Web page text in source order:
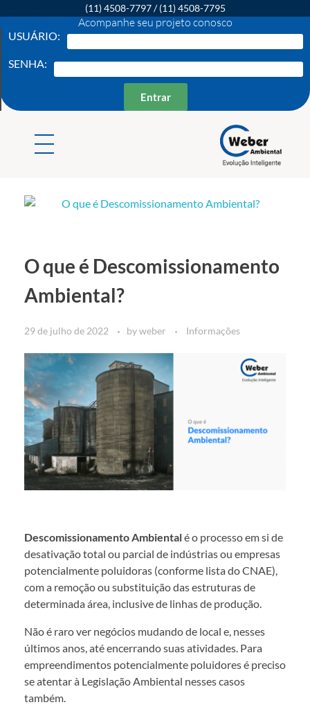
(11) 4508-7797/(11) 4508-7795
Acompanhe seu projeto conosco
USUÁRIO:
SENHA:
Entrar
O que é Descomissionamento
Ambiental?
29 de julho de 2022 byweber Informações
Descomissionamento Ambientalé o processo em si de
desativação total ou parcial de indústrias ou empresas
potencialmente poluidoras (conforme lista do CNAE),
com a remoção ou substituição das estruturas de
determinada área, inclusive de linhas de produção.
Não é raro ver negócios mudando de local e, nesses
últimos anos, até encerrando suas atividades. Para
empreendimentos potencialmente poluidores é preciso
se atentar à Legislação Ambiental nesses casos
também.